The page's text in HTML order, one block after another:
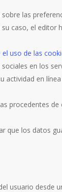
las
caso, el
el uso de las
en los
en
procedentes
que los datos
usuario